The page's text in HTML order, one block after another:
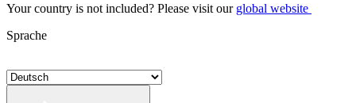
Your country is not included? Please visit our global website
Sprache